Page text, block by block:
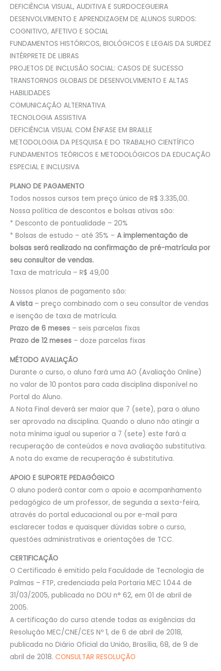
DEFICIÊNCIA VISUAL, AUDITIVA E SURDOCEGUEIRA
DESENVOLVIMENTO E APRENDIZAGEM DE ALUNOS SURDOS:
COGNITIVO, AFETIVO E SOCIAL
FUNDAMENTOS HISTÓRICOS, BIOLÓGICOS E LEGAIS DA SURDEZ
INTÉRPRETE DE LIBRAS
PROJETOS DE INCLUSÃO SOCIAL: CASOS DE SUCESSO
TRANSTORNOS GLOBAIS DE DESENVOLVIMENTO E ALTAS
HABILIDADES
COMUNICAÇÃO ALTERNATIVA
TECNOLOGIA ASSISTIVA
DEFICIÊNCIA VISUAL COM ÊNFASE EM BRAILLE
METODOLOGIA DA PESQUISA E DO TRABALHO CIENTÍFICO
FUNDAMENTOS TEÓRICOS E METODOLÓGICOS DA EDUCAÇÃO
ESPECIAL E INCLUSIVA
PLANO DE PAGAMENTO
Todos nossos cursos tem preço único de R$ 3.335,00.
Nossa política de descontos e bolsas ativas são:
* Desconto de pontualidade – 20%
* Bolsas de estudo – até 35% – A implementação de
bolsas será realizado na confirmação de pré-matrícula por
seu consultor de vendas.
Taxa de matrícula – R$ 49,00
Nossos planos de pagamento são:
A vista – preço combinado com o seu consultor de vendas
e isenção de taxa de matrícula.
Prazo de 6 meses – seis parcelas fixas
Prazo de 12 meses – doze parcelas fixas
MÉTODO AVALIAÇÃO
Durante o curso, o aluno fará uma AO (Avaliação Online)
no valor de 10 pontos para cada disciplina disponível no
Portal do Aluno.
A Nota Final deverá ser maior que 7 (sete), para o aluno
ser aprovado na disciplina. Quando o aluno não atingir a
nota mínima igual ou superior a 7 (sete) este fará a
recuperação de conteúdos e nova avaliação substitutiva.
A nota do exame de recuperação é substitutiva.
APOIO E SUPORTE PEDAGÓGICO
O aluno poderá contar com o apoio e acompanhamento
pedagógico de um professor, de segunda a sexta-feira,
através do portal educacional ou por e-mail para
esclarecer todas e quaisquer dúvidas sobre o curso,
questões administrativas e orientações de TCC.
CERTIFICAÇÃO
O Certificado é emitido pela Faculdade de Tecnologia de
Palmas – FTP, credenciada pela Portaria MEC 1.044 de
31/03/2005, publicada no DOU n° 62, em 01 de abril de
2005.
A certificação do curso atende todas as exigências da
Resolução MEC/CNE/CES Nº 1, de 6 de abril de 2018,
publicada no Diário Oficial da União, Brasília, 68, de 9 de
abril de 2018. CONSULTAR RESOLUÇÃO